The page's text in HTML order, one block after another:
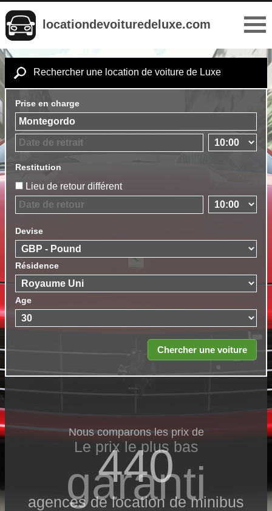
locationdevoituredeluxe.com
Rechercher une location de voiture de Luxe
Prise en charge
Restitution
Lieu de retour différent
Devise
Résidence
Age
Nous comparons les prix de
440
agences de location de minibus
Le prix le​ plus bas
garanti